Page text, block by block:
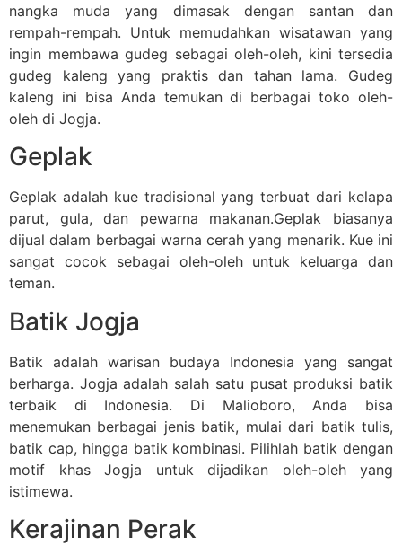
nangka muda yang dimasak dengan santan dan
rempah-rempah. Untuk memudahkan wisatawan yang
ingin membawa gudeg sebagai oleh-oleh, kini tersedia
gudeg kaleng yang praktis dan tahan lama. Gudeg
kaleng ini bisa Anda temukan di berbagai toko oleh-
oleh di Jogja.
Geplak
Geplak adalah kue tradisional yang terbuat dari kelapa
parut, gula, dan pewarna makanan.Geplak biasanya
dijual dalam berbagai warna cerah yang menarik. Kue ini
sangat cocok sebagai oleh-oleh untuk keluarga dan
teman.
Batik Jogja
Batik adalah warisan budaya Indonesia yang sangat
berharga. Jogja adalah salah satu pusat produksi batik
terbaik di Indonesia. Di Malioboro, Anda bisa
menemukan berbagai jenis batik, mulai dari batik tulis,
batik cap, hingga batik kombinasi. Pilihlah batik dengan
motif khas Jogja untuk dijadikan oleh-oleh yang
istimewa.
Kerajinan Perak